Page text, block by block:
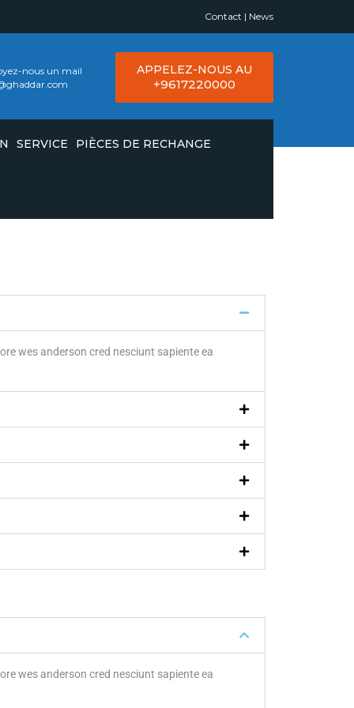
Contact | News
nous un mail
APPELEZ-NOUS AU
+9617220000
SERVICE PIÈCES DE RECHANGE
wes anderson cred nesciunt sapiente ea
wes anderson cred nesciunt sapiente ea